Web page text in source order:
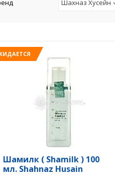
Шахназ Хусейн
Шамилк ( Shamilk ) 100
мл. Shahnaz Husain